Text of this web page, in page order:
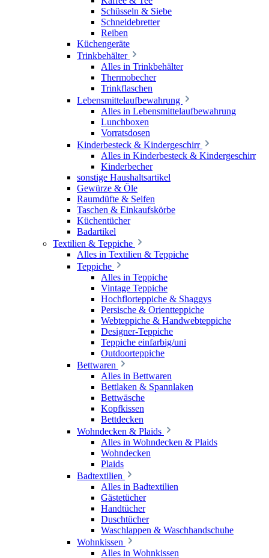
Schüsseln & Siebe
Schneidebretter
Reiben
Küchengeräte
Trinkbehälter
Alles in Trinkbehälter
Thermobecher
Trinkflaschen
Lebensmittelaufbewahrung
Alles in Lebensmittelaufbewahrung
Lunchboxen
Vorratsdosen
Kinderbesteck & Kindergeschirr
Alles in Kinderbesteck & Kindergeschirr
Kinderbecher
sonstige Haushaltsartikel
Gewürze & Öle
Raumdüfte & Seifen
Taschen & Einkaufskörbe
Küchentücher
Badartikel
Textilien & Teppiche
Alles in Textilien & Teppiche
Teppiche
Alles in Teppiche
Vintage Teppiche
Hochflorteppiche & Shaggys
Persische & Orientteppiche
Webteppiche & Handwebteppiche
Designer-Teppiche
Teppiche einfarbig/uni
Outdoorteppiche
Bettwaren
Alles in Bettwaren
Bettlaken & Spannlaken
Bettwäsche
Kopfkissen
Bettdecken
Wohndecken & Plaids
Alles in Wohndecken & Plaids
Wohndecken
Plaids
Badtextilien
Alles in Badtextilien
Gästetücher
Handtücher
Duschtücher
Waschlappen & Waschhandschuhe
Wohnkissen
Alles in Wohnkissen